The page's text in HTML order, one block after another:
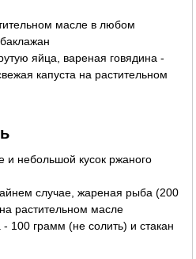
масле в любом
яйца, вареная говядина -
капуста на растительном
и небольшой кусок ржаного
случае, жареная рыба (200
растительном масле
100 грамм (не солить) и стакан